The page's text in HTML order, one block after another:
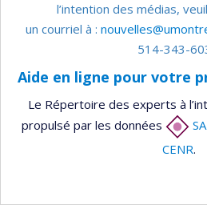
l’intention des médias,
un courriel à :
514-343-
Aide en ligne pour votre
Le Répertoire des experts à
propulsé par les données
CENR.